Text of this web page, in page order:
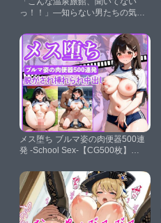
っ！！」―知らない男たちの気
―フ○ーナ＆ナ○ーダ編【スタート
エンド】
メス堕ち ブルマ姿の肉便器500連
発 -School Sex-【CG500枚】